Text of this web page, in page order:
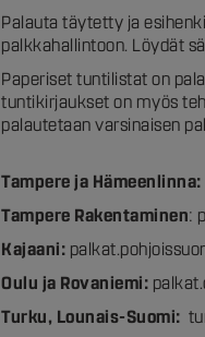
Palauta täytetty ja
palkkahallintoon. Löydät
Paperiset tuntilistat on
tuntikirjaukset on myös
palautetaan varsinaisen
Tampere ja Hämeenlinna:
Tampere Rakentaminen:
Kajaani:
Oulu ja Rovaniemi:
Turku, Lounais-Suomi: